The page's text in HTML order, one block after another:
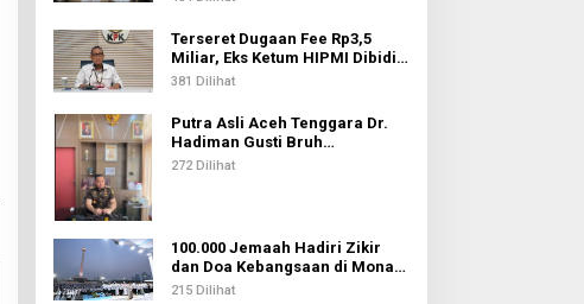
Terseret Dugaan Fee Rp3,5
Miliar, Eks Ketum HIPMI Dibidik
KPK
381 Dilihat
Putra Asli Aceh Tenggara Dr.
Hadiman Gusti Bruh
Diamanahkan sebagai Kajari
272 Dilihat
100.000 Jemaah Hadiri Zikir
dan Doa Kebangsaan di Monas,
Wujud Syukur atas
215 Dilihat